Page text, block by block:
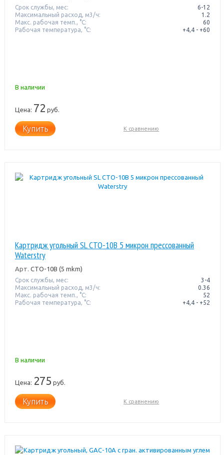
Срок службы, мес:
6-12
Максимальный расход, м3/ч:
1.2
Макс. рабочая темп., °С:
60
Рабочая температура, °C:
+4,4 - +60
В наличии
Цена: 72 руб.
Купить К сравнению
Картридж угольный SL CTO-10B 5 микрон прессованный
Waterstry
Арт. CTO-10B (5 mkm)
Срок службы, мес:
3-4
Максимальный расход, м3/ч:
0.36
Макс. рабочая темп., °С:
52
Рабочая температура, °C:
+4,4 - +52
В наличии
Цена: 275 руб.
Купить К сравнению